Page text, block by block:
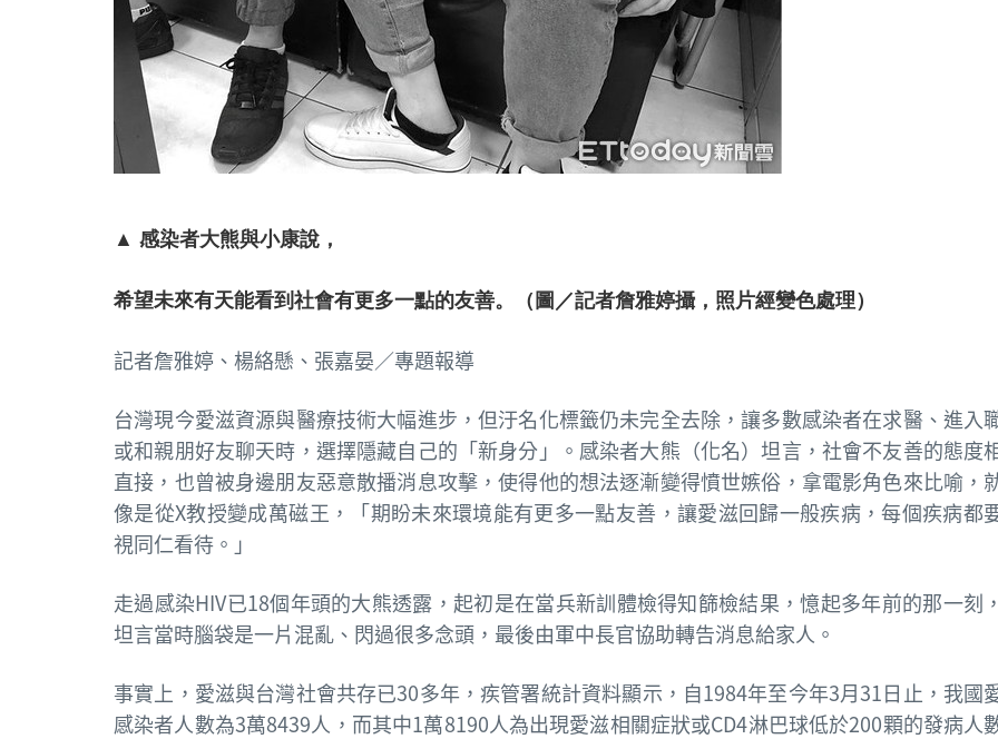
▲ 感染者大熊與小康說，
希望未來有天能看到社會有更多一點的友善。（圖／記者詹雅婷攝，照片經變色處理）
記者詹雅婷、楊絡懸、張嘉晏／專題報導
台灣現今愛滋資源與醫療技術大幅進步，但汙名化標籤仍未完全去除，讓多數感染者在求醫、進入
或和親朋好友聊天時，選擇隱藏自己的「新身分」。感染者大熊（化名）坦言，社會不友善的態度
直接，也曾被身邊朋友惡意散播消息攻擊，使得他的想法逐漸變得憤世嫉俗，拿電影角色來比喻，
像是從X教授變成萬磁王，「期盼未來環境能有更多一點友善，讓愛滋回歸一般疾病，每個疾病都
視同仁看待。」
走過感染HIV已18個年頭的大熊透露，起初是在當兵新訓體檢得知篩檢結果，憶起多年前的那一刻
坦言當時腦袋是一片混亂、閃過很多念頭，最後由軍中長官協助轉告消息給家人。
事實上，愛滋與台灣社會共存已30多年，疾管署統計資料顯示，自1984年至今年3月31日止，我國
感染者人數為3萬8439人，而其中1萬8190人為出現愛滋相關症狀或CD4淋巴球低於200顆的發病人